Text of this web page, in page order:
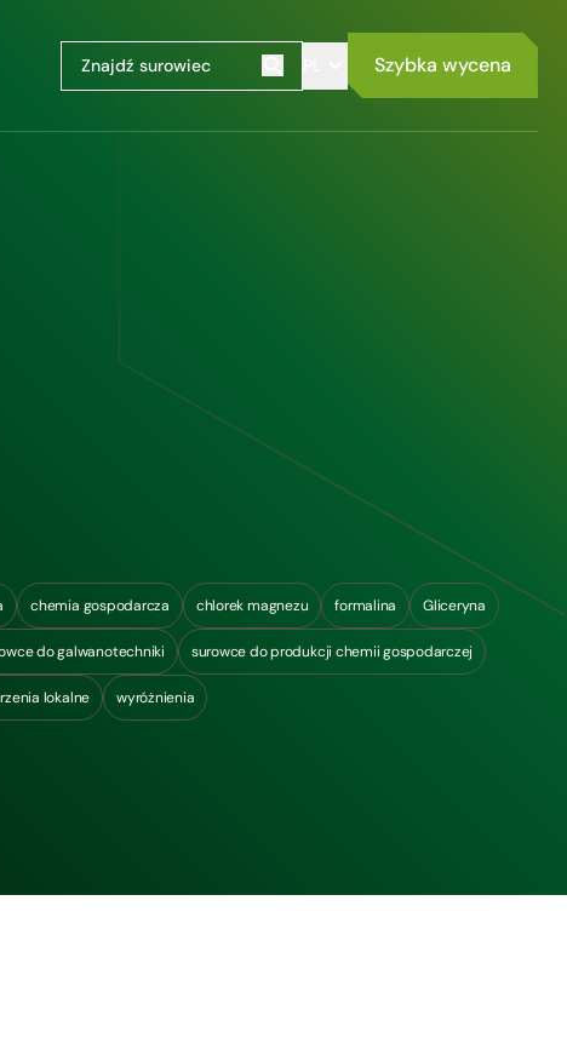
Szybka wycena
chemia gospodarcza chlorek magnezu formalina Gliceryna
do galwanotechniki surowce do produkcji chemii gospodarczej
lokalne wyróżnienia